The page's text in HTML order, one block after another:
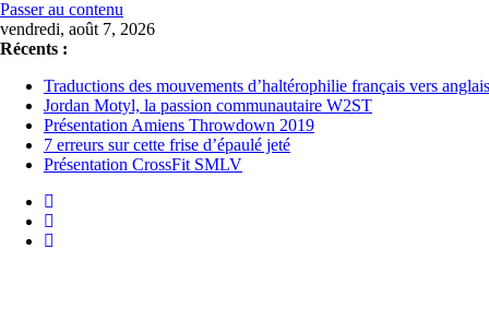
Passer au contenu
vendredi, août 7, 2026
Récents :
Traductions des mouvements d’haltérophilie français vers anglais
Jordan Motyl, la passion communautaire W2ST
Présentation Amiens Throwdown 2019
7 erreurs sur cette frise d’épaulé jeté
Présentation CrossFit SMLV